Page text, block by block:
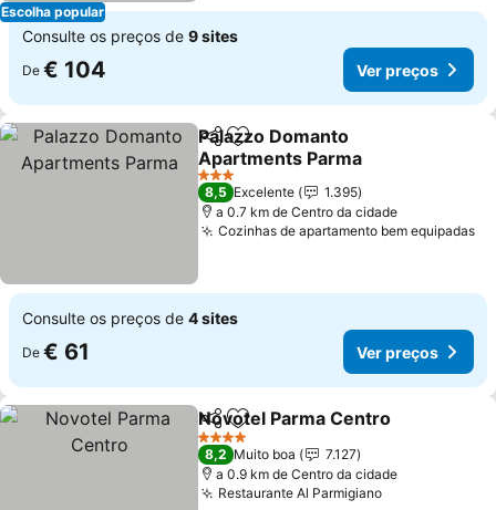
Escolha popular
Consulte os preços de 9 sites
De € 104 Ver preços
PartilharAdicionar aos favoritos
Palazzo Domanto
Apartments Parma
3 Estrelas
8,5 Excelente
1.395
a 0.7 km de Centro da cidade
Cozinhas de apartamento bem equipadas
Consulte os preços de 4 sites
De € 61 Ver preços
PartilharAdicionar aos favoritos
Novotel Parma Centro
4 Estrelas
8,2 Muito boa
7.127
a 0.9 km de Centro da cidade
Restaurante Al Parmigiano